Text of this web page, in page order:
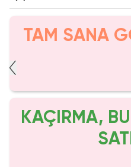
TAM SANA
KAÇIRMA,